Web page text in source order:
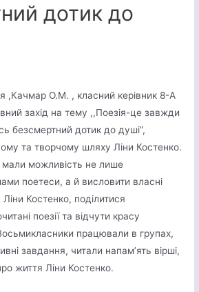
дотик до
,Качмар О.М. , класний керівник 8-А
захід на тему ,,Поезія-це завжди
безсмертний дотик до душі”,
та творчому шляху Ліни Костенко.
мали можливість не лише
поетеси, а й висловити власні
Костенко, поділитися
поезії та відчути красу
працювали в групах,
завдання, читали напам’ять вірші,
життя Ліни Костенко.